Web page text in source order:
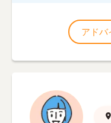
アドバ